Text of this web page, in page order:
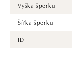
Výška šperku
Šířka šperku
ID